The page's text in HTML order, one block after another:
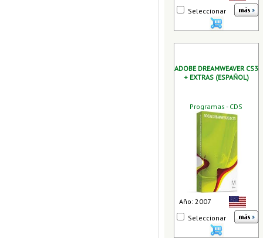
Seleccionar
ADOBE DREAMWEAVER CS3
+ EXTRAS (ESPAÑOL)
Programas - CDS
Año: 2007
Seleccionar